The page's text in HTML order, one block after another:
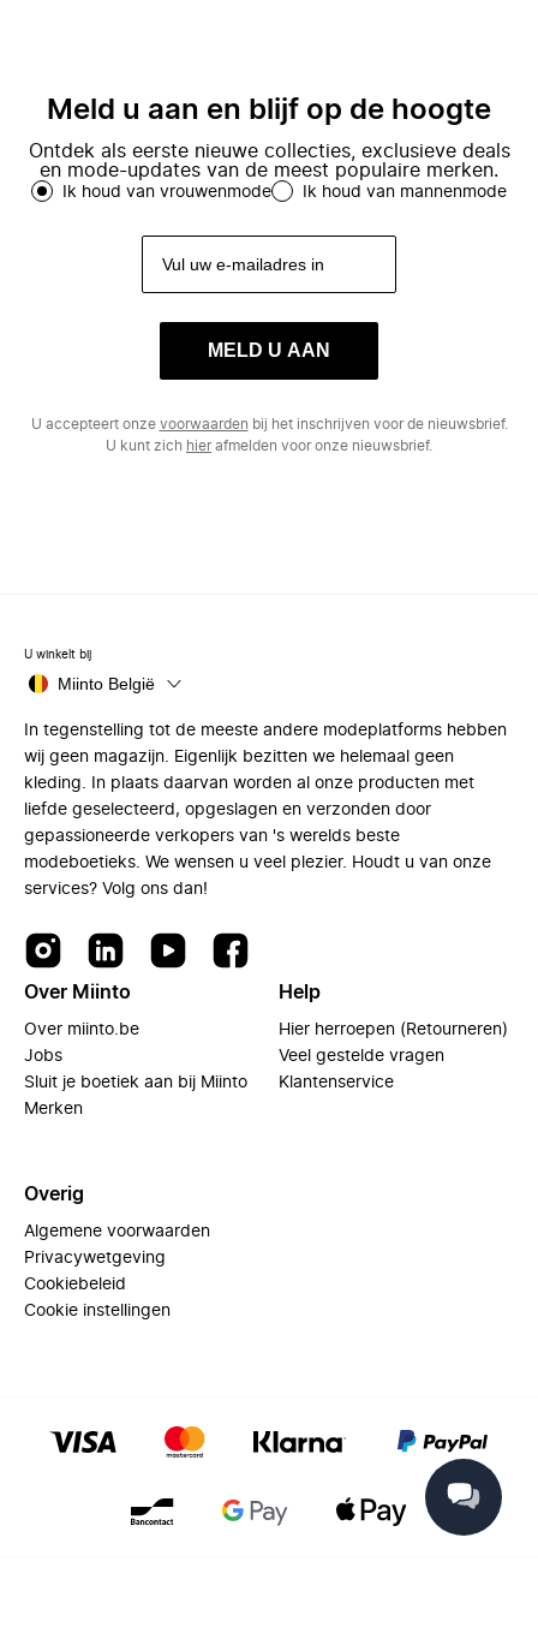
Meld u aan en blijf op de hoogte
Ontdek als eerste nieuwe collecties, exclusieve deals
en mode-updates van de meest populaire merken.
Ik houd van vrouwenmode Ik houd van mannenmode
MELD U AAN
U accepteert onze voorwaarden bij het inschrijven voor de nieuwsbrief.
U kunt zich hierafmelden voor onze nieuwsbrief.
U winkelt bij
Miinto België
In tegenstelling tot de meeste andere modeplatforms hebben
wij geen magazijn. Eigenlijk bezitten we helemaal geen
kleding. In plaats daarvan worden al onze producten met
liefde geselecteerd, opgeslagen en verzonden door
gepassioneerde verkopers van 's werelds beste
modeboetieks. We wensen u veel plezier. Houdt u van onze
services? Volg ons dan!
Over Miinto
Over miinto.be
Jobs
Sluit je boetiek aan bij Miinto
Merken
Help
Hier herroepen (Retourneren)
Veel gestelde vragen
Klantenservice
Overig
Algemene voorwaarden
Privacywetgeving
Cookiebeleid
Cookie instellingen